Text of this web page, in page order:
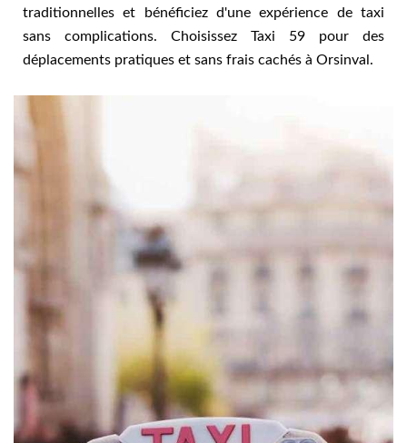
traditionnelles et bénéficiez d'une expérience de taxi
sans complications. Choisissez Taxi 59 pour des
déplacements pratiques et sans frais cachés à Orsinval.